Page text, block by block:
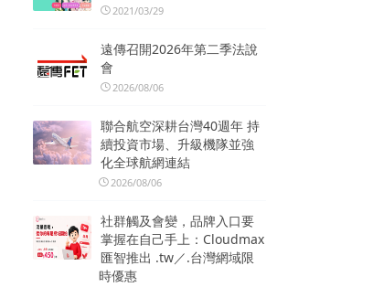
2021/03/29
遠傳召開2026年第二季法說
會
2026/08/06
聯合航空深耕台灣40週年 持
續投資市場、升級機隊並強
化全球航網連結
2026/08/06
社群觸及會變，品牌入口要
掌握在自己手上：Cloudmax
匯智推出 .tw／.台灣網域限
時優惠